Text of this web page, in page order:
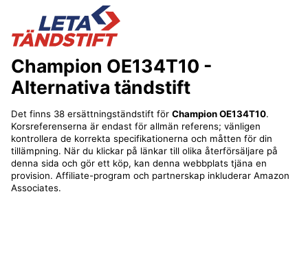
Champion OE134T10 -
Alternativa tändstift
Det finns 38 ersättningständstift för Champion OE134T10.
Korsreferenserna är endast för allmän referens; vänligen
kontrollera de korrekta specifikationerna och måtten för din
tillämpning. När du klickar på länkar till olika återförsäljare på
denna sida och gör ett köp, kan denna webbplats tjäna en
provision. Affiliate-program och partnerskap inkluderar Amazon
Associates.